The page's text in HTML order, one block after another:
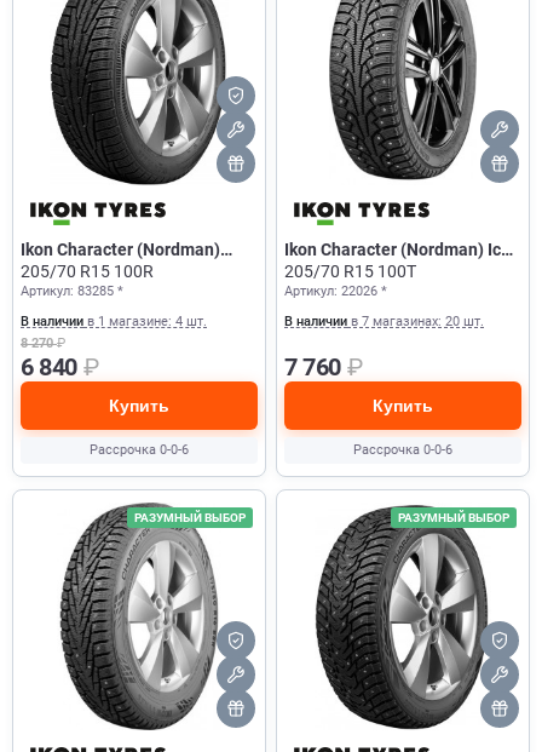
Ikon Character (Nordman)
Snow 2
205/70 R15 100R
Артикул: 83285 *
В наличии в 1 магазине: 4 шт.
8 270₽
6 840 ₽
Купить
Рассрочка 0-0-6
Ikon Character (Nordman) Ice
5
205/70 R15 100T
Артикул: 22026 *
В наличии в 7 магазинах: 20 шт.
7 760 ₽
Купить
Рассрочка 0-0-6
РАЗУМНЫЙ ВЫБОР РАЗУМНЫЙ ВЫБОР